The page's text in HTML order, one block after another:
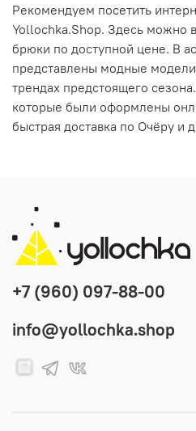
Рекомендуем посетить
Yollochka.Shop. Здесь можно
брюки по доступной цене. В
представлены модные
трендах предстоящего
которые были оформлены
быстрая доставка по Очёру и
+7 (960) 097-88-00
info@yollochka.shop